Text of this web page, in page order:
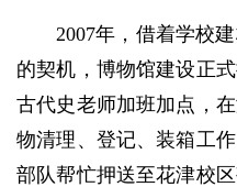
2007年，借着学校
的契机，博物馆建设正
古代史老师加班加点，
物清理、登记、装箱工
部队帮忙押送至花津校